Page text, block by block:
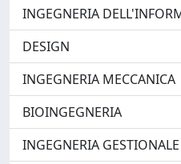
INGEGNERIA
DESIGN
INGEGNERIA MECCANICA
BIOINGEGNERIA
INGEGNERIA GESTIONALE